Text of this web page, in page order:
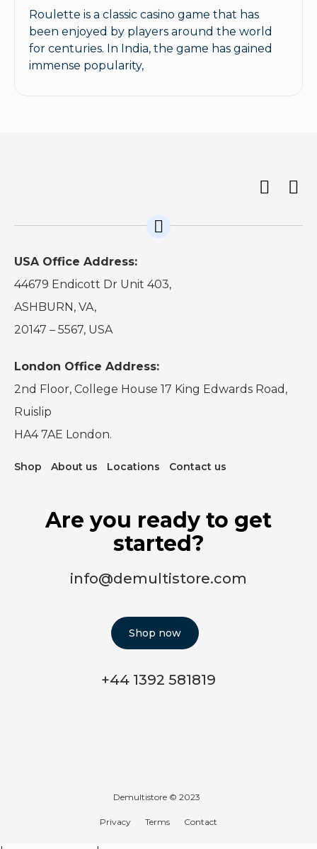
Roulette is a classic casino game that has
been enjoyed by players around the world
for centuries. In India, the game has gained
immense popularity,
USA Office Address:
44679 Endicott Dr Unit 403,
ASHBURN, VA,
20147 – 5567, USA
London Office Address:
2nd Floor, College House 17 King Edwards Road,
Ruislip
HA4 7AE London.
Shop About us Locations Contact us
Are you ready to get
started?
info@demultistore.com
Shop now
+44 1392 581819
Demultistore © 2023
Privacy Terms Contact